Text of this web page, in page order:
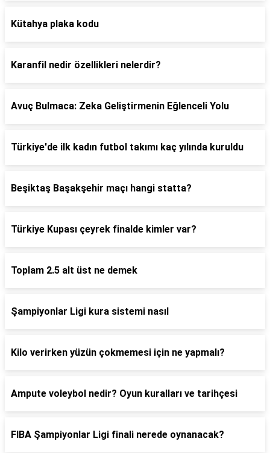
Kütahya plaka kodu
Karanfil nedir özellikleri nelerdir?
Avuç Bulmaca: Zeka Geliştirmenin Eğlenceli Yolu
Türkiye'de ilk kadın futbol takımı kaç yılında kuruldu
Beşiktaş Başakşehir maçı hangi statta?
Türkiye Kupası çeyrek finalde kimler var?
Toplam 2.5 alt üst ne demek
Şampiyonlar Ligi kura sistemi nasıl
Kilo verirken yüzün çokmemesi için ne yapmalı?
Ampute voleybol nedir? Oyun kuralları ve tarihçesi
FIBA Şampiyonlar Ligi finali nerede oynanacak?